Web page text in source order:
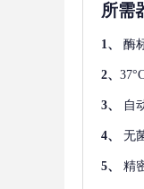
所需
1、 酶
2、
3、 自
4、 无
5、 精